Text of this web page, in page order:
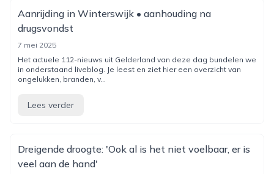
Aanrijding in Winterswijk • aanhouding na
drugsvondst
7 mei 2025
Het actuele 112-nieuws uit Gelderland van deze dag bundelen we
in onderstaand liveblog. Je leest en ziet hier een overzicht van
ongelukken, branden, v...
Lees verder
Dreigende droogte: 'Ook al is het niet voelbaar, er is
veel aan de hand'